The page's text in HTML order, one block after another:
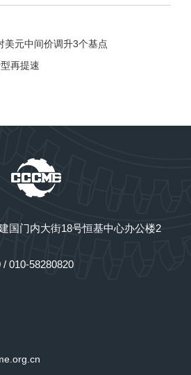
美元中间价调升3个基点
再提速
国门内大街18号恒基中心办公楼2
010-58280820